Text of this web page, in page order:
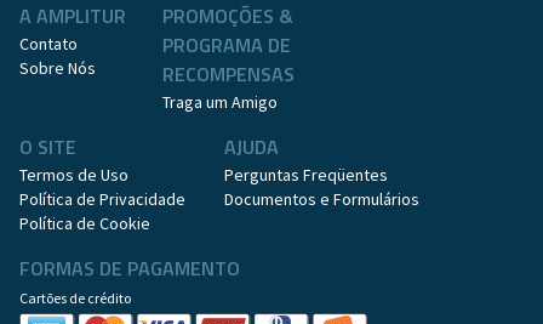
A AMPLITUR
Contato
Sobre Nós
PROMOÇÕES &
PROGRAMA DE
RECOMPENSAS
Traga um Amigo
O SITE
Termos de Uso
Política de Privacidade
Política de Cookie
AJUDA
Perguntas Freqüentes
Documentos e Formulários
FORMAS DE PAGAMENTO
Cartões de crédito